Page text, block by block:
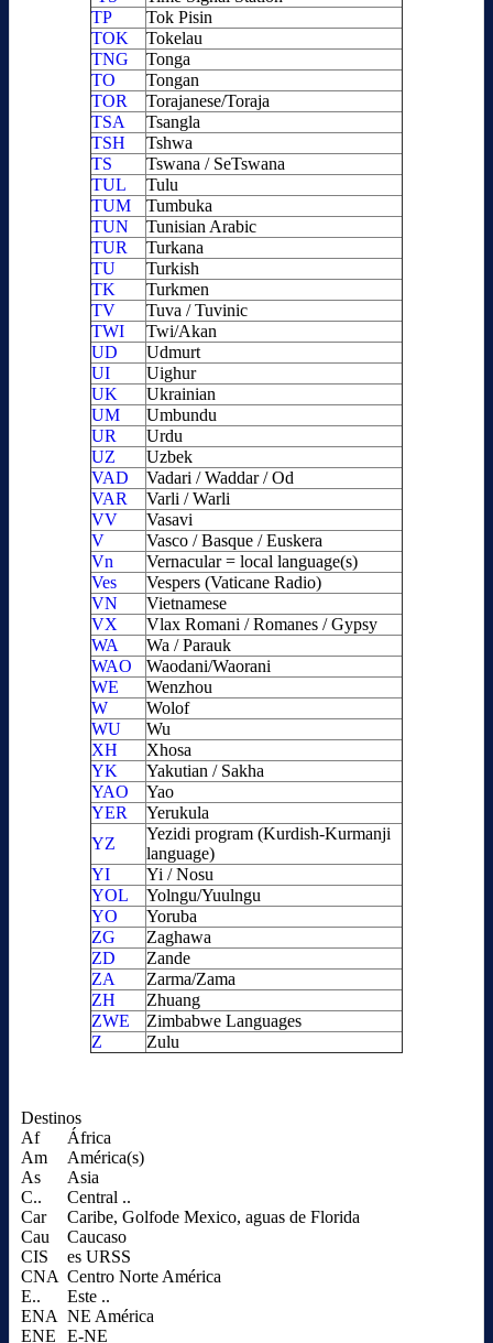
TP
Tok Pisin
TOK
Tokelau
TNG
Tonga
TO
Tongan
TOR
Torajanese/Toraja
TSA
Tsangla
TSH
Tshwa
TS
Tswana / SeTswana
TUL
Tulu
TUM
Tumbuka
TUN
Tunisian Arabic
TUR
Turkana
TU
Turkish
TK
Turkmen
TV
Tuva / Tuvinic
TWI
Twi/Akan
UD
Udmurt
UI
Uighur
UK
Ukrainian
UM
Umbundu
UR
Urdu
UZ
Uzbek
VAD
Vadari / Waddar / Od
VAR
Varli / Warli
VV
Vasavi
V
Vasco / Basque / Euskera
Vn
Vernacular = local language(s)
Ves
Vespers (Vaticane Radio)
VN
Vietnamese
VX
Vlax Romani / Romanes / Gypsy
WA
Wa / Parauk
WAO
Waodani/Waorani
WE
Wenzhou
W
Wolof
WU
Wu
XH
Xhosa
YK
Yakutian / Sakha
YAO
Yao
YER
Yerukula
YZ
Yezidi program (Kurdish-Kurmanji
language)
YI
Yi / Nosu
YOL
Yolngu/Yuulngu
YO
Yoruba
ZG
Zaghawa
ZD
Zande
ZA
Zarma/Zama
ZH
Zhuang
ZWE
Zimbabwe Languages
Z
Zulu
Destinos
Af
África
Am
América(s)
As
Asia
C..
Central ..
Car
Caribe, Golfode Mexico, aguas de Florida
Cau
Caucaso
CIS
es URSS
CNA Centro Norte América
E..
Este ..
ENA NE América
ENE
E-NE